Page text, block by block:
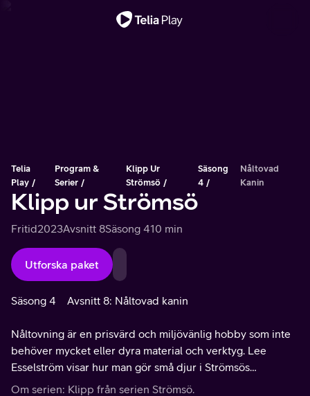
Telia
Play
Program &
Serier
Klipp Ur
Strömsö
Säsong
4
Nåltovad
Kanin
Klipp ur Strömsö
Fritid2023Avsnitt 8Säsong 410 min
Utforska paket
Säsong 4 Avsnitt 8: Nåltovad kanin
Nåltovning är en prisvärd och miljövänlig hobby som inte
behöver mycket eller dyra material och verktyg. Lee
Esselström visar hur man gör små djur i Strömsös
hobbyrum.
Om serien: Klipp från serien Strömsö.